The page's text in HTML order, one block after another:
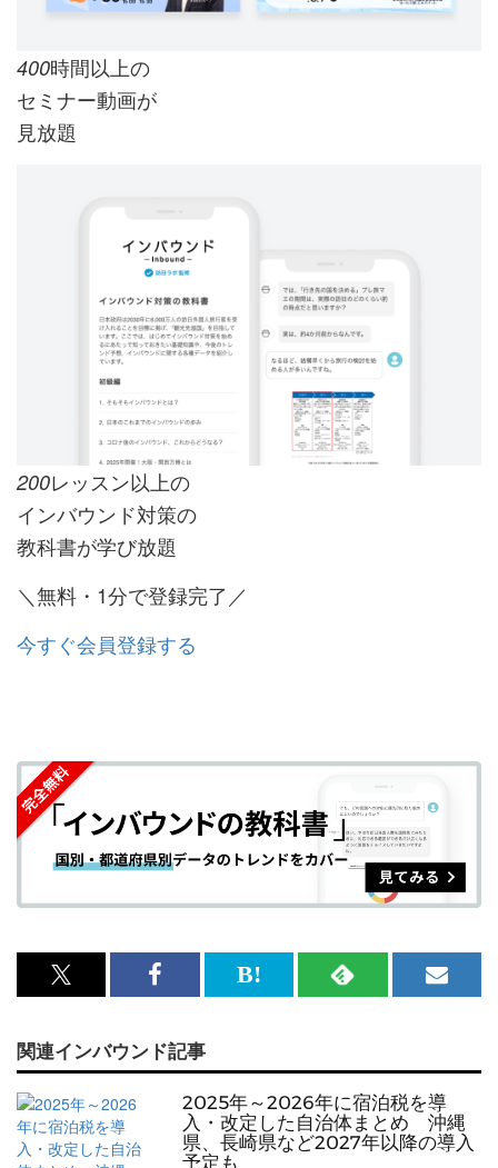
400時間以上の
セミナー動画が
見放題
200レッスン以上の
インバウンド対策の
教科書が学び放題
＼無料・1分で登録完了／
今すぐ会員登録する
x<br>
記
事
を
Facebook<br>
記
は
ブ
ッ
RSS
事
を
メ
ガ
登
関連インバウンド記事
2025年～2026年に宿泊税を導
入・改定した自治体まとめ 沖縄
県、長崎県など2027年以降の導入
予定も